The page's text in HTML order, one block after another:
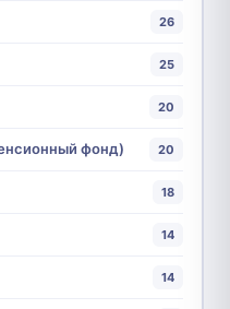
26
25
20
фонд) 20
18
14
14